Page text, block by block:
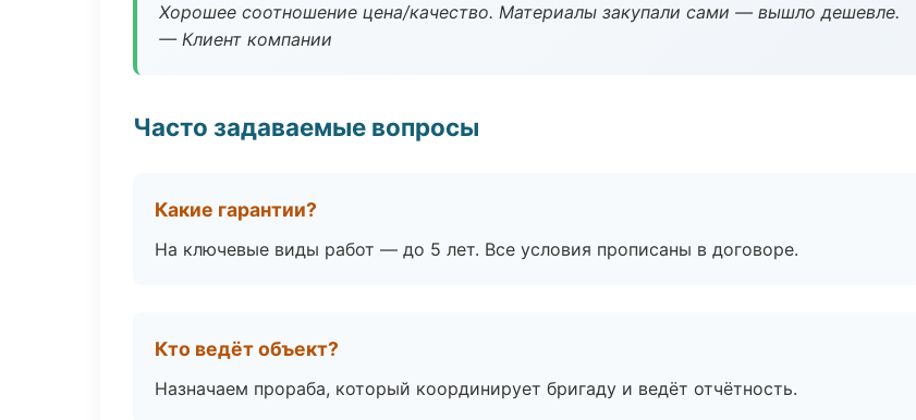
Хорошее соотношение цена/качество. Материалы закупали сами — вышло дешевле.
— Клиент компании
Часто задаваемые вопросы
Какие гарантии?
На ключевые виды работ — до 5 лет. Все условия прописаны в договоре.
Кто ведёт объект?
Назначаем прораба, который координирует бригаду и ведёт отчётность.